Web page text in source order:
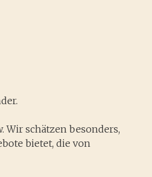
Wir schätzen besonders,
bietet, die von